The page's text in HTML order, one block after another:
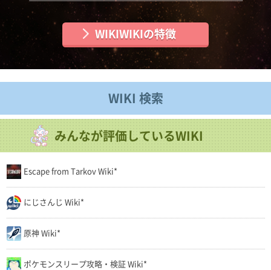
WIKIWIKIの特徴
WIKI 検索
みんなが評価しているWIKI
Escape from Tarkov Wiki*
にじさんじ Wiki*
原神 Wiki*
ポケモンスリープ攻略・検証 Wiki*